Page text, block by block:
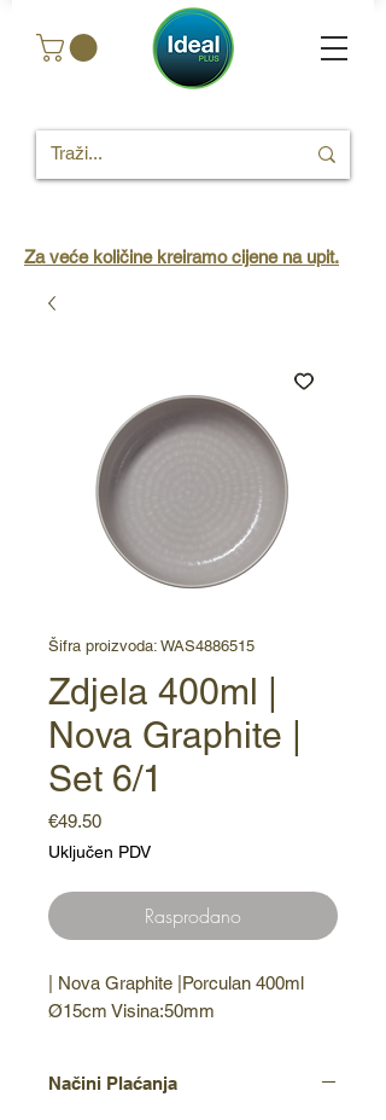
Za veće količine kreiramo cijene na upit.
Šifra proizvoda: WAS4886515
Zdjela 400ml |
Nova Graphite |
Set 6/1
€49.50Cijena
Uključen PDV
Rasprodano
| Nova Graphite |Porculan 400ml
Ø15cm Visina:50mm
Načini Plaćanja